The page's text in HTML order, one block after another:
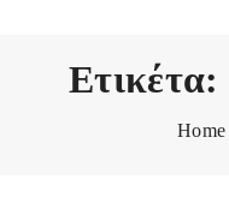
Ετικέτα:
Home